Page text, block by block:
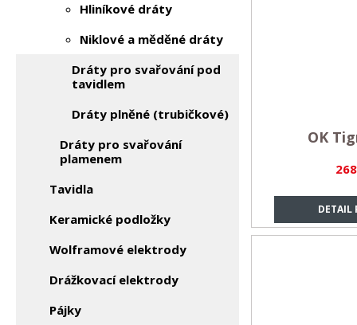
Hliníkové dráty
Niklové a měděné dráty
Dráty pro svařování pod
tavidlem
Dráty plněné (trubičkové)
Dráty pro svařování
plamenem
Tavidla
Keramické podložky
Wolframové elektrody
Drážkovací elektrody
Pájky
DETAIL
OK